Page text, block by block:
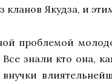
Якудза, и
проблемой
знали кто она,